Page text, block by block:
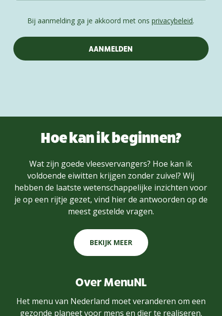
Bij aanmelding ga je akkoord met onsprivacybeleid.
Hoe kan ik beginnen?
Wat zijn goede vleesvervangers? Hoe kan ik
voldoende eiwitten krijgen zonder zuivel? Wij
hebben de laatste wetenschappelijke inzichten voor
je op een rijtje gezet, vind hier de antwoorden op de
meest gestelde vragen.
BEKIJK MEER
Over MenuNL
Het menu van Nederland moet veranderen om een
gezonde planeet voor mens en dier te realiseren.